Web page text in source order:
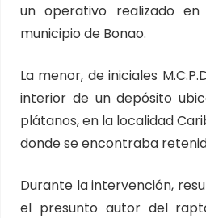
un operativo realizado
municipio de Bonao.
La menor, de iniciales
interior de un depósito
plátanos, en la localidad
donde se encontraba
Durante la intervención,
el presunto autor del